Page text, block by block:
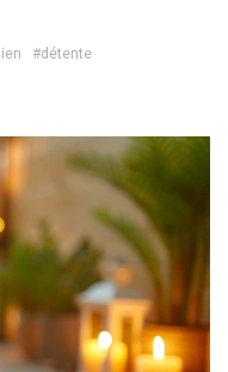
#détente